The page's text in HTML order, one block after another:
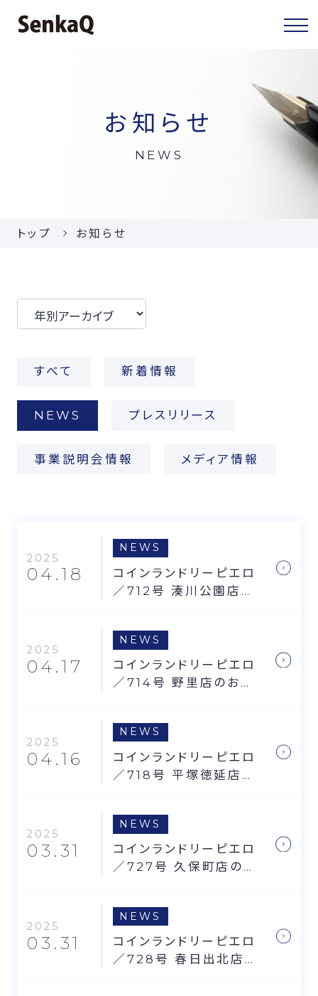
当社の事業
お知らせ
NEWS
トップ お知らせ
すべて 新着情報
NEWS プレスリリース
事業説明会情報 メディア情報
2025
04.18
NEWS
コインランドリーピエロ
／712号 湊川公園店の
2025
04.17
NEWS
コインランドリーピエロ
／714号 野里店のお知
2025
04.16
NEWS
コインランドリーピエロ
／718号 平塚徳延店の
2025
03.31
NEWS
コインランドリーピエロ
／727号 久保町店のお
2025
03.31
NEWS
コインランドリーピエロ
／728号 春日出北店の